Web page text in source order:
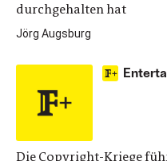
durchgehalten hat
Jörg Augsburg
Die Copyright-Kriege